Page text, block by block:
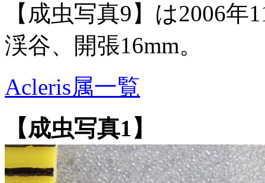
【成虫写真9】は2006
渓谷、開張16mm。
Acleris属一覧
【成虫写真1】